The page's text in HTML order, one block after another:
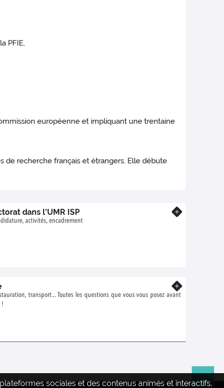
PFIE,
européenne et impliquant une trentaine
de recherche français et étrangers. Elle débute
dans l'UMR ISP
activités, encadrement
transport... Toutes les questions que vous vous posez avant
!
sociales et des contenus animés et interactifs.